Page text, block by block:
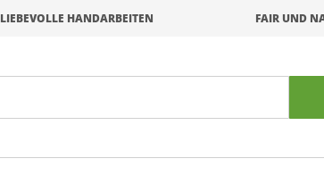
LIEBEVOLLE HANDARBEITEN FAIR UND